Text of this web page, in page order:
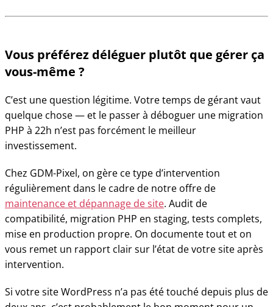
Vous préférez déléguer plutôt que gérer ça
vous-même ?
C’est une question légitime. Votre temps de gérant vaut
quelque chose — et le passer à déboguer une migration
PHP à 22h n’est pas forcément le meilleur
investissement.
Chez GDM-Pixel, on gère ce type d’intervention
régulièrement dans le cadre de notre offre de
maintenance et dépannage de site. Audit de
compatibilité, migration PHP en staging, tests complets,
mise en production propre. On documente tout et on
vous remet un rapport clair sur l’état de votre site après
intervention.
Si votre site WordPress n’a pas été touché depuis plus de